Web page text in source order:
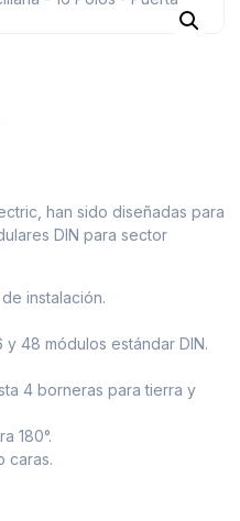
han sido diseñadas para
DIN para sector
instalación.
y 48 módulos estándar DIN.
4 borneras para tierra y
180°.
caras.